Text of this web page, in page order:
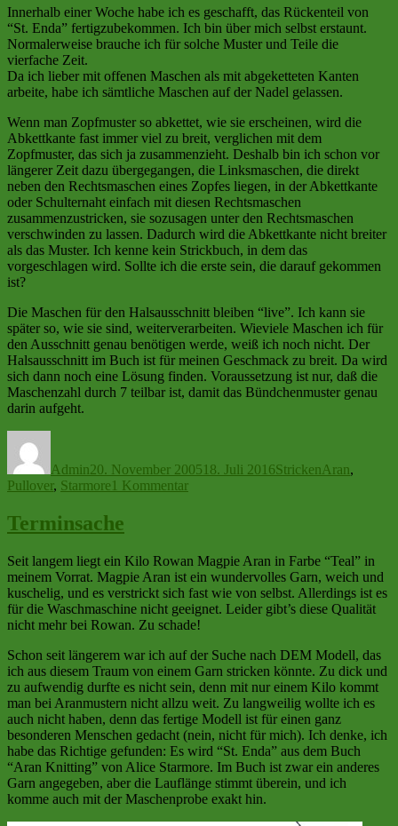
Innerhalb einer Woche habe ich es geschafft, das Rückenteil von
“St. Enda” fertigzubekommen. Ich bin über mich selbst erstaunt.
Normalerweise brauche ich für solche Muster und Teile die
vierfache Zeit.
Da ich lieber mit offenen Maschen als mit abgeketteten Kanten
arbeite, habe ich sämtliche Maschen auf der Nadel gelassen.
Wenn man Zopfmuster so abkettet, wie sie erscheinen, wird die
Abkettkante fast immer viel zu breit, verglichen mit dem
Zopfmuster, das sich ja zusammenzieht. Deshalb bin ich schon vor
längerer Zeit dazu übergegangen, die Linksmaschen, die direkt
neben den Rechtsmaschen eines Zopfes liegen, in der Abkettkante
oder Schulternaht einfach mit diesen Rechtsmaschen
zusammenzustricken, sie sozusagen unter den Rechtsmaschen
verschwinden zu lassen. Dadurch wird die Abkettkante nicht breiter
als das Muster. Ich kenne kein Strickbuch, in dem das
vorgeschlagen wird. Sollte ich die erste sein, die darauf gekommen
ist?
Die Maschen für den Halsausschnitt bleiben “live”. Ich kann sie
später so, wie sie sind, weiterverarbeiten. Wieviele Maschen ich für
den Ausschnitt genau benötigen werde, weiß ich noch nicht. Der
Halsausschnitt im Buch ist für meinen Geschmack zu breit. Da wird
sich dann noch eine Lösung finden. Voraussetzung ist nur, daß die
Maschenzahl durch 7 teilbar ist, damit das Bündchenmuster genau
darin aufgeht.
Admin20. November 2005 18. Juli 2016StrickenAran,
Pullover, Starmore 1 Kommentarzu
Terminsache
Seit langem liegt ein Kilo Rowan Magpie Aran in Farbe “Teal” in
meinem Vorrat. Magpie Aran ist ein wundervolles Garn, weich und
kuschelig, und es verstrickt sich fast wie von selbst. Allerdings ist es
für die Waschmaschine nicht geeignet. Leider gibt’s diese Qualität
nicht mehr bei Rowan. Zu schade!
Schon seit längerem war ich auf der Suche nach DEM Modell, das
ich aus diesem Traum von einem Garn stricken könnte. Zu dick und
zu aufwendig durfte es nicht sein, denn mit nur einem Kilo kommt
man bei Aranmustern nicht allzu weit. Zu langweilig wollte ich es
auch nicht haben, denn das fertige Modell ist für einen ganz
besonderen Menschen gedacht (nein, nicht für mich). Ich denke, ich
habe das Richtige gefunden: Es wird “St. Enda” aus dem Buch
“Aran Knitting” von Alice Starmore. Im Buch ist zwar ein anderes
Garn angegeben, aber die Lauflänge stimmt überein, und ich
komme auch mit der Maschenprobe exakt hin.